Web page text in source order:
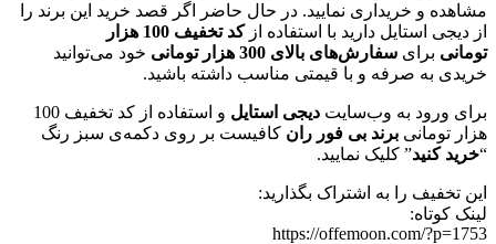
مشاهده و خریداری نمایید. در حال حاضر اگر قصد خرید این برند را
از دیجی استایل دارید با استفاده از
کد تخفیف 100 هزار
تومانی برای سفارش‌های بالای 300 هزار تومانی
خود می‌توانید
خریدی به صرفه و با قیمتی مناسب داشته باشید.
برای ورود به وب‌سایت دیجی استایل
و استفاده از کد تخفیف 100
هزار تومانی برند بی فور ران کافیست بر روی دکمه‌ی سبز رنگ
“خرید کنید” کلیک نمایید.
این تخفیف را به اشتراک بگذارید:
لینک کوتاه:
https://offemoon.com/?p=1753